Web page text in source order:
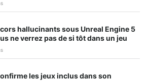
hallucinants sous Unreal Engine 5
ne verrez pas de si tôt dans un jeu
les jeux inclus dans son